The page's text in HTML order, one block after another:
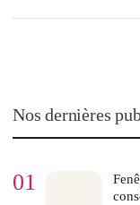
Nos dernières
01